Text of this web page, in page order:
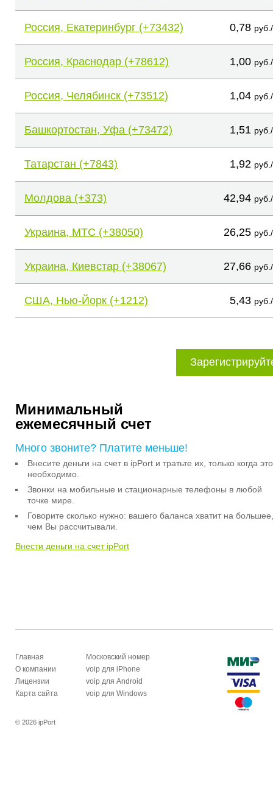
Россия, Екатеринбург (+73432) 0,78
Россия, Краснодар (+78612) 1,00
Россия, Челябинск (+73512) 1,04
Башкортостан, Уфа (+73472) 1,51
Татарстан (+7843) 1,92
Молдова (+373) 42,94
Украина, МТС (+38050) 26,25
Украина, Киевстар (+38067) 27,66
США, Нью-Йорк (+1212) 5,43
Минимальный
ежемесячный счет
Много звоните? Платите меньше!
Внесите деньги на счет в ipPort и тратьте их, только когда это
необходимо.
Звонки на мобильные и стационарные телефоны в любой
точке мире.
Говорите сколько нужно: вашего баланса хватит на большее,
чем Вы рассчитывали.
Внести деньги на счет ipPort
Главная
О компании
Лицензии
Карта сайта
Московский номер
voip для iPhone
voip для Android
voip для Windows
© 2026 ipPort